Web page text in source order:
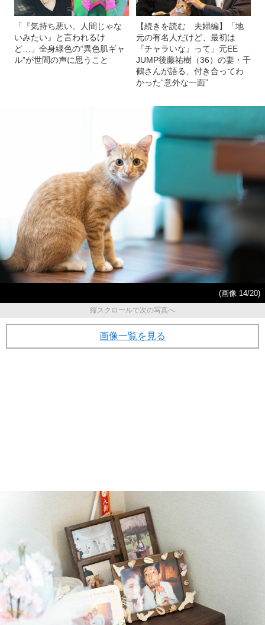
「『気持ち悪い。人間じゃな
いみたい』と言われるけ
ど…」全身緑色の“異色肌ギャ
ル”が世間の声に思うこと
【続きを読む 夫婦編】「地
元の有名人だけど、最初は
『チャラいな』って」元EE
JUMP後藤祐樹（36）の妻・千
鶴さんが語る、付き合ってわ
かった“意外な一面”
(画像 14/20)
縦スクロールで次の写真へ
画像一覧を見る